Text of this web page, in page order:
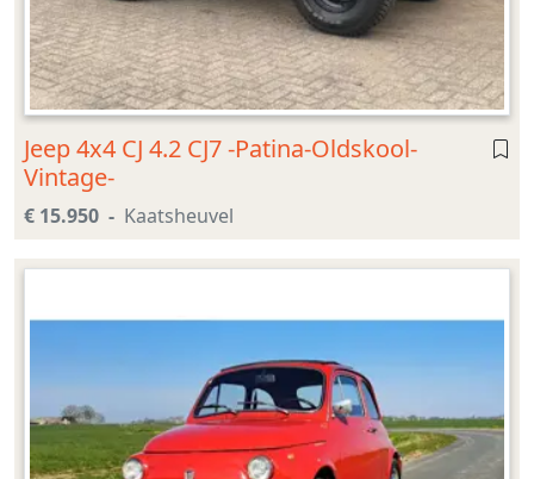
Jeep 4x4 CJ 4.2 CJ7 -Patina-Oldskool-
Vintage-
€ 15.950 Kaatsheuvel